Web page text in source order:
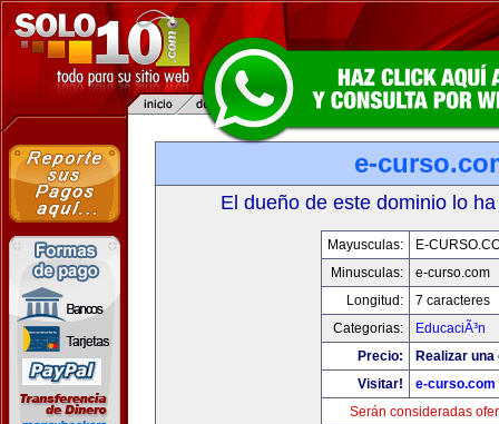
e-
El dueño de este dominio lo
Mayusculas:
E-
Minusculas:
e-curso.com
Longitud:
7 caracteres
Categorias:
EducaciÃ³n
Precio:
Realizar
Visitar!
e-curso.com
Serán consideradas